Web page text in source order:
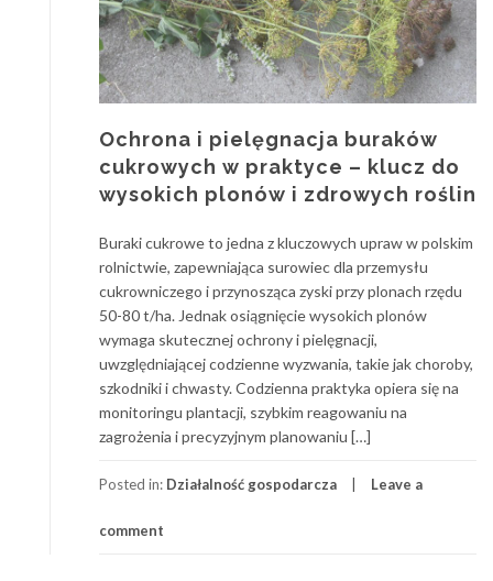
Ochrona i pielęgnacja buraków
cukrowych w praktyce – klucz do
wysokich plonów i zdrowych roślin
Buraki cukrowe to jedna z kluczowych upraw w polskim
rolnictwie, zapewniająca surowiec dla przemysłu
cukrowniczego i przynosząca zyski przy plonach rzędu
50-80 t/ha. Jednak osiągnięcie wysokich plonów
wymaga skutecznej ochrony i pielęgnacji,
uwzględniającej codzienne wyzwania, takie jak choroby,
szkodniki i chwasty. Codzienna praktyka opiera się na
monitoringu plantacji, szybkim reagowaniu na
zagrożenia i precyzyjnym planowaniu […]
Posted in: Działalność gospodarcza Leave a
comment